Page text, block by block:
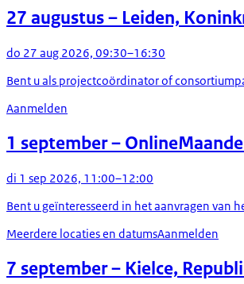
27 augustus– Leiden,
do 27 aug 2026, 09:30–16:30
Bent u als projectcoördinator of
Aanmelden
1 september– Online
di 1 sep 2026, 11:00–12:00
Bent u geïnteresseerd in het aanvragen
Meerdere locaties en datumsAanmelden
7 september– Kielce,